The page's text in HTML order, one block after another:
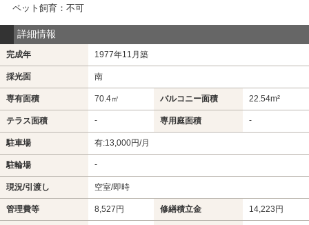
ペット飼育：不可
詳細情報
完成年 1977年11月築
採光面 南
専有面積 70.4㎡ バルコニー面積 22.54m²
テラス面積 - 専用庭面積 -
駐車場 有:13,000円/月
駐輪場 -
現況/引渡し 空室/即時
管理費等 8,527円 修繕積立金 14,223円